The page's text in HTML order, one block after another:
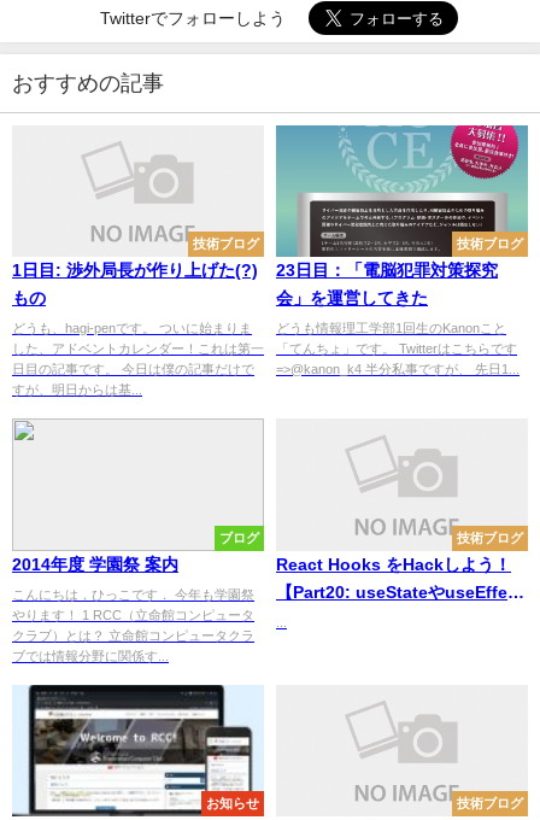
Twitterでフォローしよう
おすすめの記事
技術ブログ
1日目: 渉外局長が作り上げた(?)
もの
どうも、hagi-penです。 ついに始まりま
した、アドベントカレンダー！これは第一
日目の記事です。 今日は僕の記事だけで
すが、明日からは基...
技術ブログ
23日目：「電脳犯罪対策探究
会」を運営してきた
どうも情報理工学部1回生のKanonこと
「てんちょ」です。 Twitterはこちらです
=>@kanon_k4 半分私事ですが、 先日1...
ブログ
2014年度 学園祭 案内
こんにちは，ひっこです． 今年も学園祭
やります！ 1 RCC（立命館コンピュータ
クラブ）とは？ 立命館コンピュータクラ
ブでは情報分野に関係す...
技術ブログ
React Hooks をHackしよう！
【Part20: useStateやuseEffect
useEffect・useMemo・
useCallbackを適切に使ってみ
お知らせ 技術ブログ